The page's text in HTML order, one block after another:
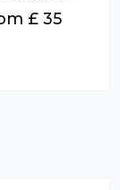
£ 35